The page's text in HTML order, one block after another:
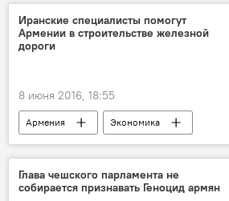
Иранские специалисты помогут
Армении в строительстве железной
дороги
8 июня 2016, 18:55
Армения Экономика
Глава чешского парламента не
собирается признавать Геноцид армян